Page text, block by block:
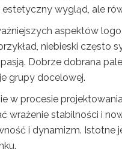
wygląd, ale
aspektów
niebieski często
Dobrze dobrana
grupy docelowej.
w procesie
wrażenie stabilności i
i dynamizm. Istotne